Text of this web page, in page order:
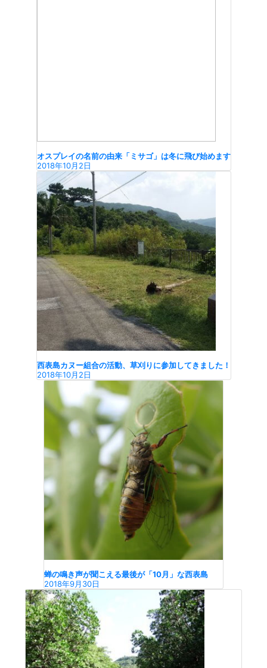
オスプレイの名前の由来「ミサゴ」は冬に飛び始めます
2018年10月2日
西表島カヌー組合の活動、草刈りに参加してきました！
2018年10月2日
蝉の鳴き声が聞こえる最後が「10月」な西表島
2018年9月30日